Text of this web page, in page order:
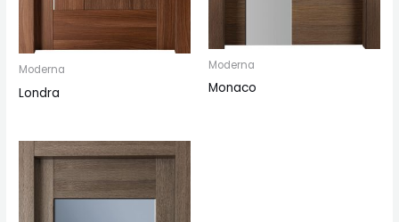
Moderna
Londra
Moderna
Monaco